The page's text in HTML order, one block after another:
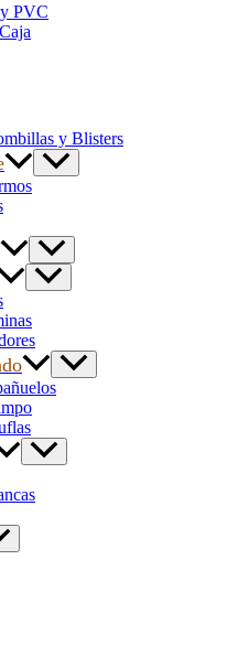
PVC
y Blisters